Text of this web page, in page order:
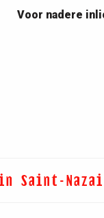
Voor nadere
Saint-